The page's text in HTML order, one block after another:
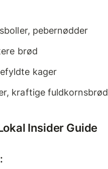
pebernødder
brød
kager
kraftige fuldkornsbrød
Insider Guide